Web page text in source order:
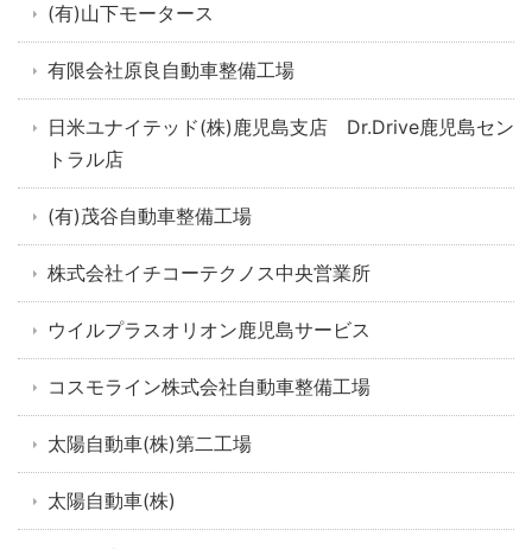
(有)山下モータース
有限会社原良自動車整備工場
日米ユナイテッド(株)鹿児島支店 Dr.Drive鹿児島セン
トラル店
(有)茂谷自動車整備工場
株式会社イチコーテクノス中央営業所
ウイルプラスオリオン鹿児島サービス
コスモライン株式会社自動車整備工場
太陽自動車(株)第二工場
太陽自動車(株)